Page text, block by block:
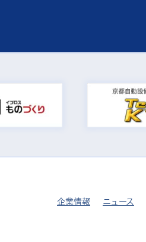
企業情報 ニュース